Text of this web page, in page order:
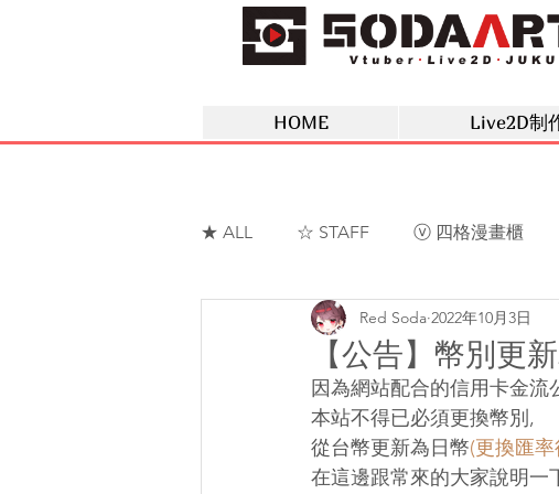
HOME Live2D制
★ ALL ☆ STAFF ⓥ 四格漫畫櫃
ⓥ 蘇菲蕥Sofia ⓥ 夢野薰草
【公告】幣別更
Red Soda 2022年10月3日
因為網站配合的信用卡金流
本站不得已必須更換幣別,
從台幣更新為日幣(更換匯
在這邊跟常來的大家說明一